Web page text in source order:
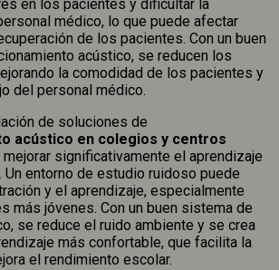
en los pacientes y dificultar la
médico, lo que puede afectar
de los pacientes. Con un buen
acústico, se reducen los
la comodidad de los pacientes y
del personal médico.
de soluciones de
acústico en colegios y centros
mejorar significativamente el aprendizaje
entorno de estudio ruidoso puede
y el aprendizaje, especialmente
más jóvenes. Con un buen sistema de
se reduce el ruido ambiente y se crea
más confortable, que facilita la
el rendimiento escolar.